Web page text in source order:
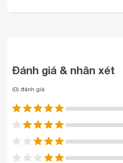
Đánh giá & nhân xét
(0) đánh giá